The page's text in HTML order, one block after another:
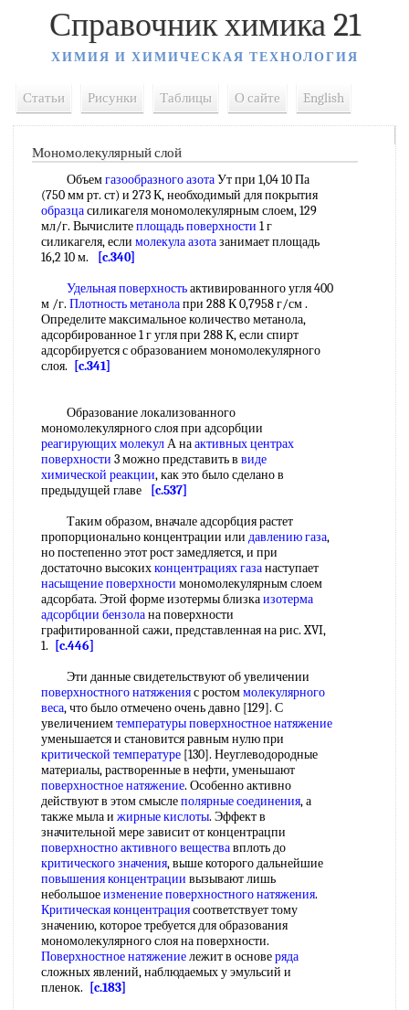
Справочник химика 21
ХИМИЯ И ХИМИЧЕСКАЯ ТЕХНОЛОГИЯ
Статьи Рисунки Таблицы О сайте English
Мономолекулярный слой
Объемгазообразного азотаУт при 1,04 10 Па
(750 мм рт. ст) и 273 К, необходимый для покрытия
образцасиликагеля мономолекулярным слоем, 129
мл/г. Вычислитеплощадь поверхности 1 г
силикагеля, если молекула азотазанимает площадь
16,2 10 м.
[c.340]
Удельная поверхностьактивированного угля 400
м /г. Плотность метанолапри 288 К 0,7958 г/см .
Определите максимальное количество метанола,
адсорбированное 1 г угля при 288 К, если спирт
адсорбируется с образованием мономолекулярного
слоя.
[c.341]
Образование локализованного
мономолекулярного слоя при адсорбции
реагирующих молекулА наактивных центрах
поверхности 3 можно представить в виде
химической реакции, как это было сделано в
предыдущей главе
[c.537]
Таким образом, вначале адсорбция растет
пропорционально концентрации или давлению газа,
но постепенно этот рост замедляется, и при
достаточно высокихконцентрациях газанаступает
насыщение поверхности мономолекулярным слоем
адсорбата. Этой форме изотермы близкаизотерма
адсорбции бензолана поверхности
графитированной сажи, представленная на рис. XVI,
1.
[c.446]
Эти данные свидетельствуют об увеличении
поверхностного натяженияс ростоммолекулярного
веса, что было отмечено очень давно [129]. С
увеличениемтемпературы поверхностное натяжение
уменьшается и становится равным нулю при
критической температуре [130]. Неуглеводородные
материалы, растворенные в нефти, уменьшают
поверхностное натяжение. Особенно активно
действуют в этом смыслеполярные соединения, а
также мыла и жирные кислоты. Эффект в
значительной мере зависит от концентрацпи
поверхностно активного веществавплоть до
критического значения, выше которого дальнейшие
повышения концентрации вызывают лишь
небольшоеизменение поверхностного натяжения.
Критическая концентрациясоответствует тому
значению, которое требуется для образования
мономолекулярного слоя на поверхности.
Поверхностное натяжениележит в основеряда
сложных явлений, наблюдаемых у эмульсий и
пленок.
[c.183]